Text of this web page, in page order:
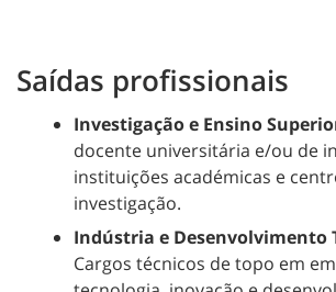
Saídas profissionais
Investigação e Ensino
docente universitária e/ou de
instituições académicas e
investigação.
Indústria e Desenvolvimento
Cargos técnicos de topo em